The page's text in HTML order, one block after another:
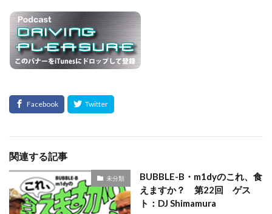
関連する記事
未分類
BUBBLE-B・m1dyのこれ、食
えますか？ 第22回 ゲス
ト：DJ Shimamura